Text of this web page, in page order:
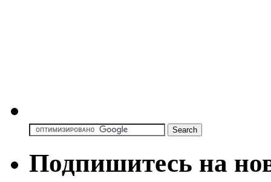
Подпишитесь на